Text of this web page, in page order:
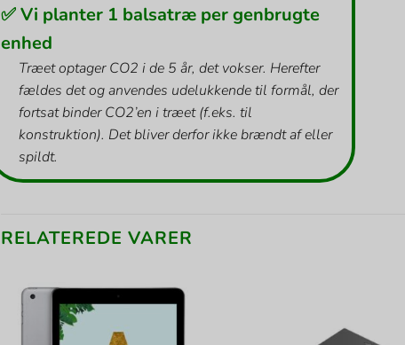
✅ Vi planter 1 balsatræ per genbrugte
enhed
Træet optager CO2 i de 5 år, det vokser. Herefter
fældes det og anvendes udelukkende til formål, der
fortsat binder CO2’en i træet (f.eks. til
konstruktion). Det bliver derfor ikke brændt af eller
spildt.
RELATEREDE VARER